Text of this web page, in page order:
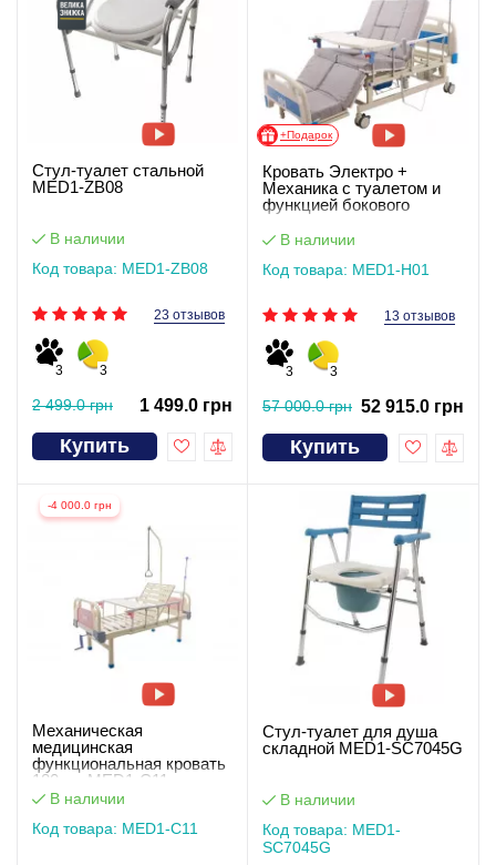
Стул-туалет стальной
MED1-ZB08
В наличии
Код товара: MED1-ZB08
23 отзывов
3 3
2 499.0 грн 1 499.0 грн
Купить
+Подарок
Кровать Электро +
Механика с туалетом и
функцией бокового
тяжелобольных.
В наличии
Код товара: MED1-H01
13 отзывов
3 3
57 000.0 грн 52 915.0 грн
Купить
-4 000.0 грн
Механическая
медицинская
функциональная кровать
180 см MED1-C11
В наличии
Код товара: MED1-C11
Стул-туалет для душа
складной MED1-SC7045G
В наличии
Код товара: MED1-
SC7045G